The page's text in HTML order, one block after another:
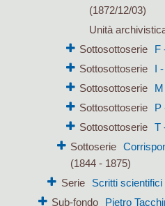
(1872/12/03)
Unità
Sottosottoserie
F
Sottosottoserie
I
Sottosottoserie
Sottosottoserie
P
Sottosottoserie
T
Sottoserie
(1844 - 1875)
Serie
Scritti scientifici
Sub-fondo
Pietro